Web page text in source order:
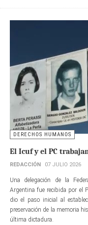
DERECHOS HUMANOS
El Icuf y el PC
REDACCIÓN 07 JULIO 2026
Una delegación de la
Argentina fue recibida por el
dio el paso inicial al
preservación de la memoria
última dictadura.